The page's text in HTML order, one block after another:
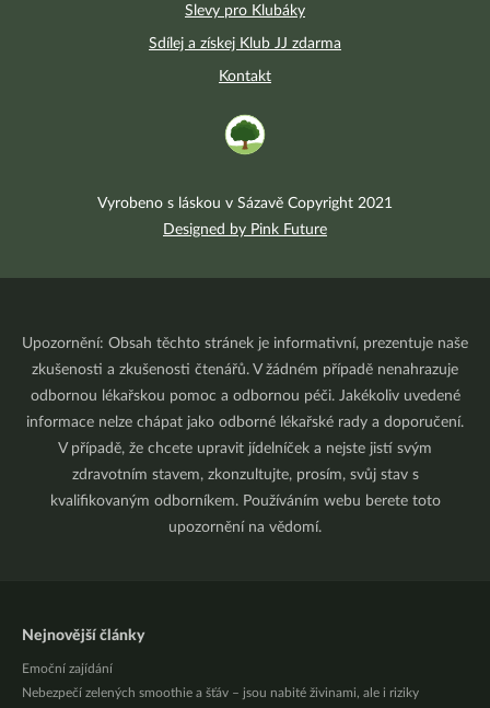
Slevy pro Klubáky
Sdílej a získej Klub JJ zdarma
Kontakt
Vyrobeno s láskou v Sázavě Copyright 2021
Designed by Pink Future
Upozornění: Obsah těchto stránek je informativní, prezentuje naše
zkušenosti a zkušenosti čtenářů. V žádném případě nenahrazuje
odbornou lékařskou pomoc a odbornou péči. Jakékoliv uvedené
informace nelze chápat jako odborné lékařské rady a doporučení.
V případě, že chcete upravit jídelníček a nejste jistí svým
zdravotním stavem, zkonzultujte, prosím, svůj stav s
kvalifikovaným odborníkem. Používáním webu berete toto
upozornění na vědomí.
Nejnovější články
Emoční zajídání
Nebezpečí zelených smoothie a šťáv – jsou nabité živinami, ale i riziky